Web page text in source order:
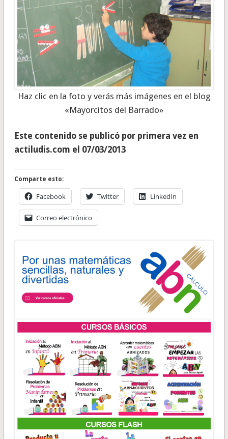
Haz clic en la foto y verás más imágenes en el blog
«Mayorcitos del Barrado»
Este contenido se publicó por primera vez en
actiludis.com el 07/03/2013
Comparte esto:
Facebook Twitter LinkedIn
Correo electrónico